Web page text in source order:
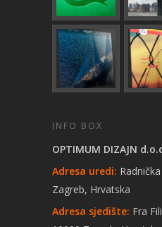
INFO BOX
OPTIMUM DIZAJN
Adresa uredi:
Zagreb, Hrvatska
Adresa sjedište: Fra